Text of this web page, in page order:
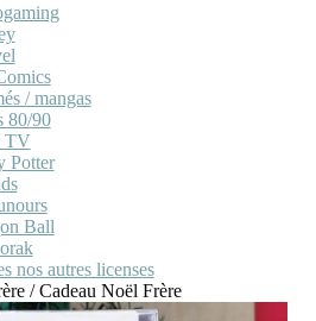
/ mangas
80/90
TV
Potter
Ball
nos autres licenses
/Cadeau Noël Frère